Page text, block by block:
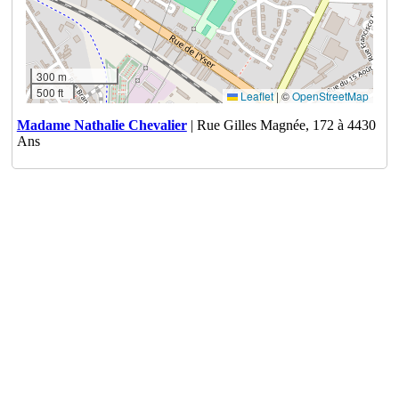
300 m
500 ft
Leaflet|©OpenStreetMap
Madame Nathalie Chevalier| Rue Gilles Magnée, 172 à 4430
Ans